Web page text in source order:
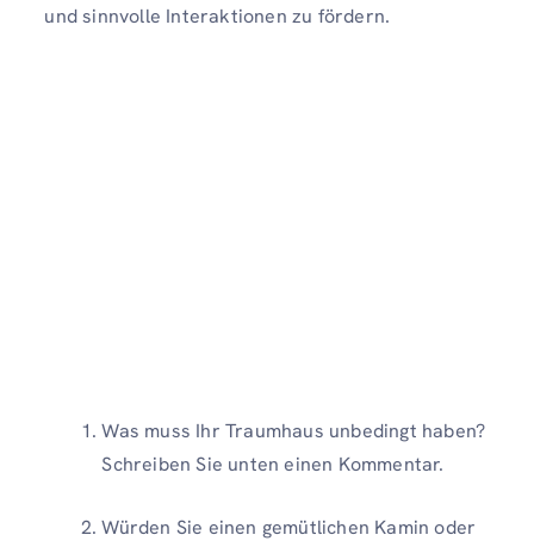
und sinnvolle Interaktionen zu fördern.
Was muss Ihr Traumhaus unbedingt haben?
Schreiben Sie unten einen Kommentar.
Würden Sie einen gemütlichen Kamin oder